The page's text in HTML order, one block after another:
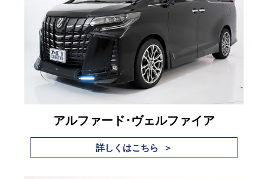
アルファード･ヴェルファイア
詳しくはこちら ＞